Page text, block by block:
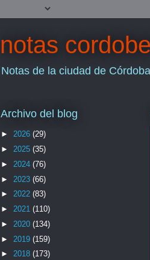
notas
Notas de la ciudad de
Archivo del blog
► 2026 (29)
► 2025 (35)
► 2024 (76)
► 2023 (66)
► 2022 (83)
► 2021 (110)
► 2020 (134)
► 2019 (159)
► 2018 (173)